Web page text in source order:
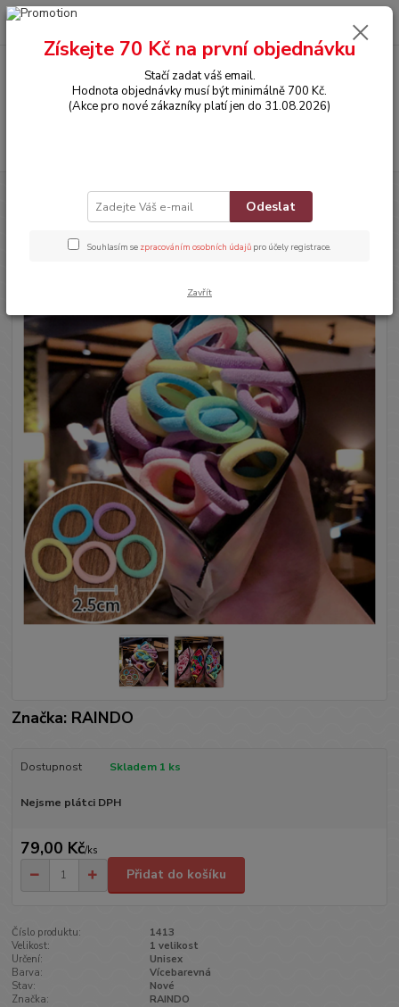
0,00 Kč
POTŘEBY PRO MIMINKA Gumičky do vlasů - MIX 4 -100ks
Gumičky do vlasů - MIX 4 -100ks
Značka: RAINDO
Dostupnost Skladem 1 ks
Nejsme plátci DPH
79,00 Kč/ks
Přidat do košíku
Číslo produktu:
1413
Velikost:
1 velikost
Určení:
Unisex
Barva:
Vícebarevná
Stav:
Nové
Značka:
RAINDO
Získejte 70 Kč na první objednávku
Stačí zadat váš email.
Hodnota objednávky musí být minimálně 700 Kč.
(Akce pro nové zákazníky platí jen do 31.08.2026)
Odeslat
Souhlasím se zpracováním osobních údajů pro účely registrace.
Zavřít